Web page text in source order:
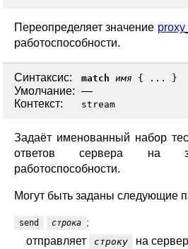
Переопределяет значение
работоспособности.
Синтаксис: match имя { ... }
Умолчание: —
Контекст:
stream
Задаёт именованный набор
ответов сервера на
работоспособности.
Могут быть заданы следующие
send строка ;
отправляет строку на